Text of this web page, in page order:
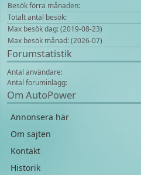
Besök förra månaden:
Totalt antal besök:
Max besök dag: (2019-08-23)
Max besök månad: (2026-07)
Forumstatistik
Antal användare:
Antal foruminlägg:
Om AutoPower
Annonsera här
Om sajten
Kontakt
Historik